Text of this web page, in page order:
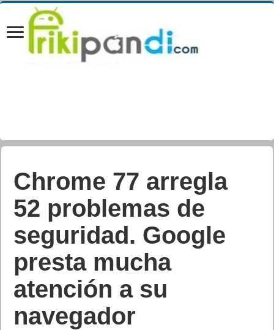
Chrome 77 arregla
52 problemas de
seguridad. Google
presta mucha
atención a su
navegador